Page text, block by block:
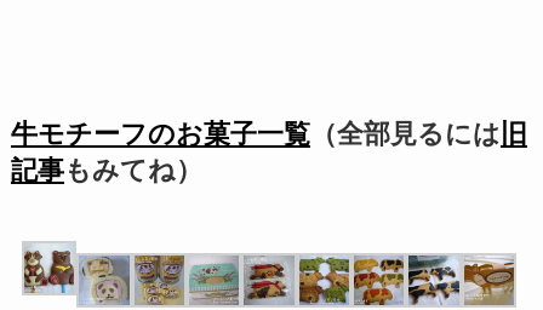
牛モチーフのお菓子一覧（全部見るには 旧
記事もみてね）